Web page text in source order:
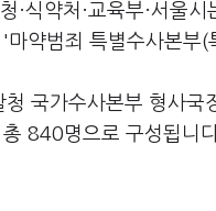
·식약처·교육부·서울
약범죄 특별수사본부(
청 국가수사본부 형사
840명으로 구성됩니